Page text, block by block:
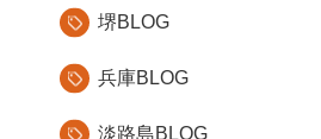
堺BLOG
兵庫BLOG
淡路島BLOG